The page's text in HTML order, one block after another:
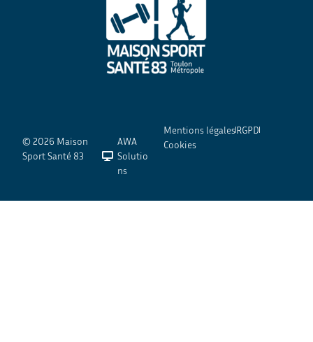
© 2026 Maison
Sport Santé 83
AWA
Solutio
ns
Mentions légalesRGPD
Cookies